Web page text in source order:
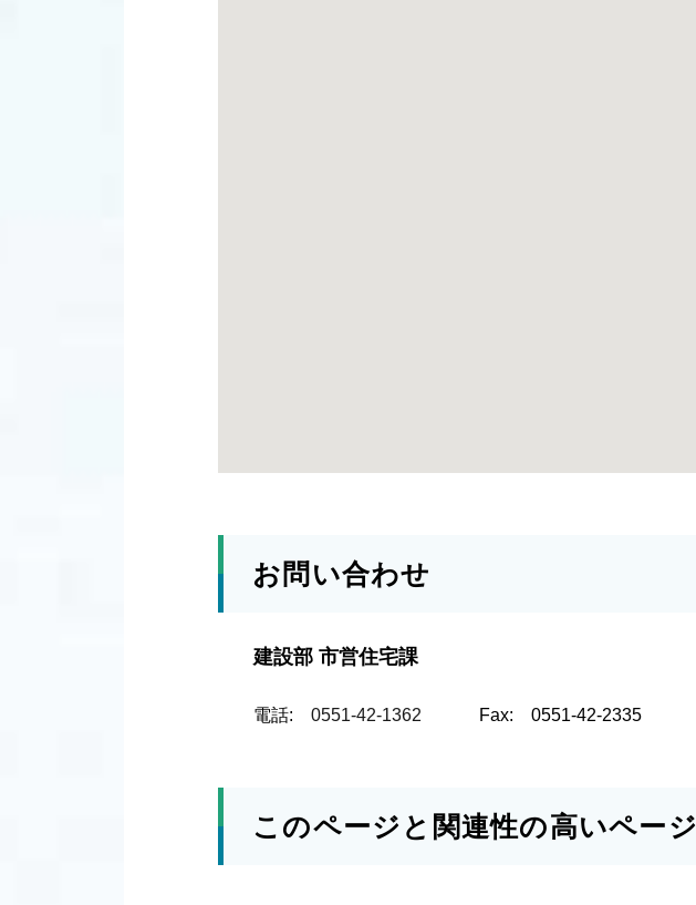
お問い合わせ
建設部 市営住宅課
電話: 0551-42-1362 Fax: 0551-42-2335
このページと関連性の高いページ